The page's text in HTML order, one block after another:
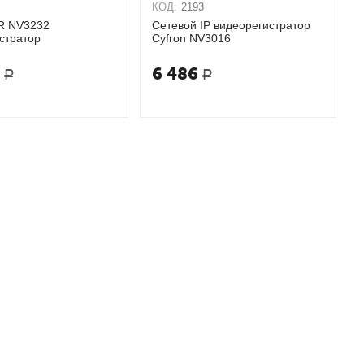
NV3232
Р
КОД: 2193
Сетевой IP видеорегистратор
Cyfron NV3016
6 486 Р